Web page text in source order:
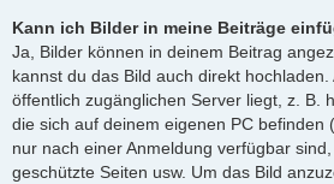
Kann ich Bilder in meine Beiträge
Ja, Bilder können in deinem Beitrag
kannst du das Bild auch direkt
öffentlich zugänglichen Server liegt, z. B.
die sich auf deinem eigenen PC
nur nach einer Anmeldung verfügbar
geschützte Seiten usw. Um das Bild